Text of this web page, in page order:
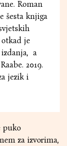
Roman
šesta knjiga
je
a
2019.
jezik i
puko
za izvorima,